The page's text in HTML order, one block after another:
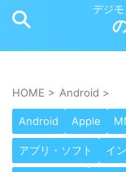
デジ
HOME > Android >
Android Apple
アプリ・ソフト イ